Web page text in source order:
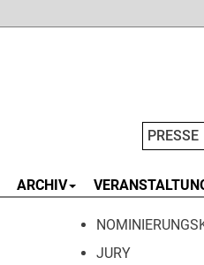
PRESSE
ARCHIV
JURY